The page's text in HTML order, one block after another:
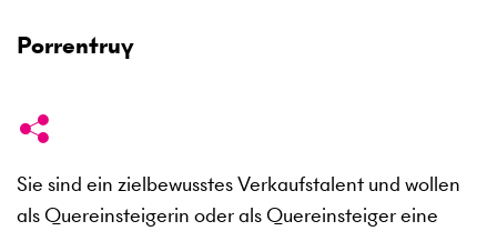
Porrentruy
Sie sind ein zielbewusstes Verkaufstalent und wollen
als Quereinsteigerin oder als Quereinsteiger eine